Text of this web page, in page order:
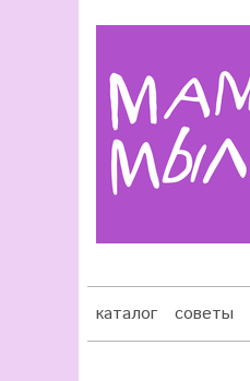
каталог советы